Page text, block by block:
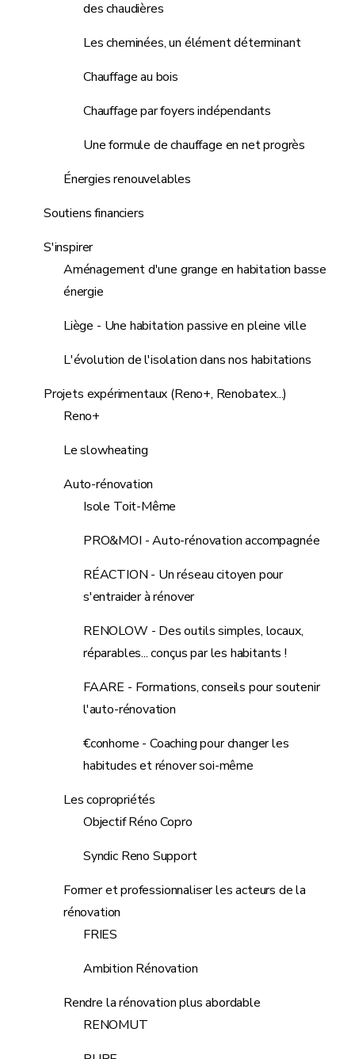
des chaudières
Les cheminées, un élément déterminant
Chauffage au bois
Chauffage par foyers indépendants
Une formule de chauffage en net progrès
Énergies renouvelables
Soutiens financiers
S'inspirer
Aménagement d'une grange en habitation basse
énergie
Liège - Une habitation passive en pleine ville
L'évolution de l'isolation dans nos habitations
Projets expérimentaux (Reno+, Renobatex...)
Reno+
Le slowheating
Auto-rénovation
Isole Toit-Même
PRO&MOI - Auto-rénovation accompagnée
RÉACTION - Un réseau citoyen pour
s'entraider à rénover
RENOLOW - Des outils simples, locaux,
réparables... conçus par les habitants !
FAARE - Formations, conseils pour soutenir
l'auto-rénovation
€conhome - Coaching pour changer les
habitudes et rénover soi-même
Les copropriétés
Objectif Réno Copro
Syndic Reno Support
Former et professionnaliser les acteurs de la
rénovation
FRIES
Ambition Rénovation
Rendre la rénovation plus abordable
RENOMUT